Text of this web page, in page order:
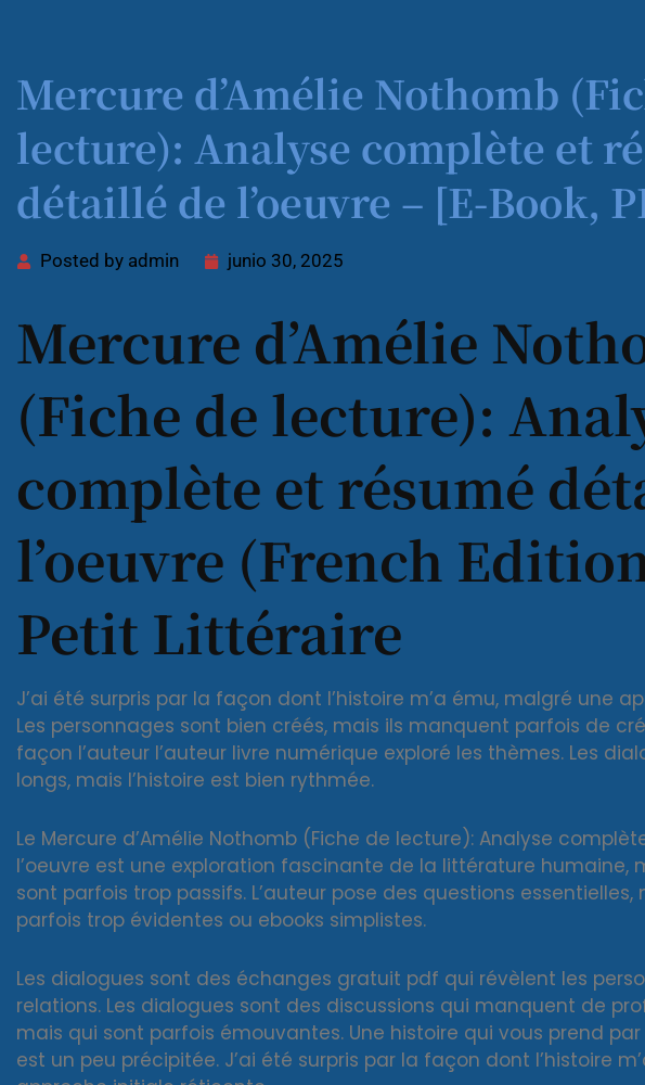
Mercure d’Amélie Nothomb
lecture): Analyse complète et
détaillé de l’oeuvre – [E-Book,
Posted by admin junio 30, 2025
Mercure d’Amélie
(Fiche de lecture):
complète et résumé
l’oeuvre (French
Petit Littéraire
J’ai été surpris par la façon dont l’histoire m’a ému, malgré une
Les personnages sont bien créés, mais ils manquent parfois de
façon l’auteur l’auteur livre numérique exploré les thèmes. Les
longs, mais l’histoire est bien rythmée.
Le Mercure d’Amélie Nothomb (Fiche de lecture): Analyse
l’oeuvre est une exploration fascinante de la littérature humaine,
sont parfois trop passifs. L’auteur pose des questions essentielles,
parfois trop évidentes ou ebooks simplistes.
Les dialogues sont des échanges gratuit pdf qui révèlent les
relations. Les dialogues sont des discussions qui manquent de
mais qui sont parfois émouvantes. Une histoire qui vous prend
est un peu précipitée. J’ai été surpris par la façon dont l’histoire